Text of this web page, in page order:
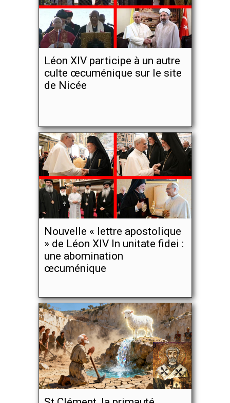
Léon XIV participe à un autre
culte œcuménique sur le site
de Nicée
Nouvelle « lettre apostolique
» de Léon XIV In unitate fidei :
une abomination
œcuménique